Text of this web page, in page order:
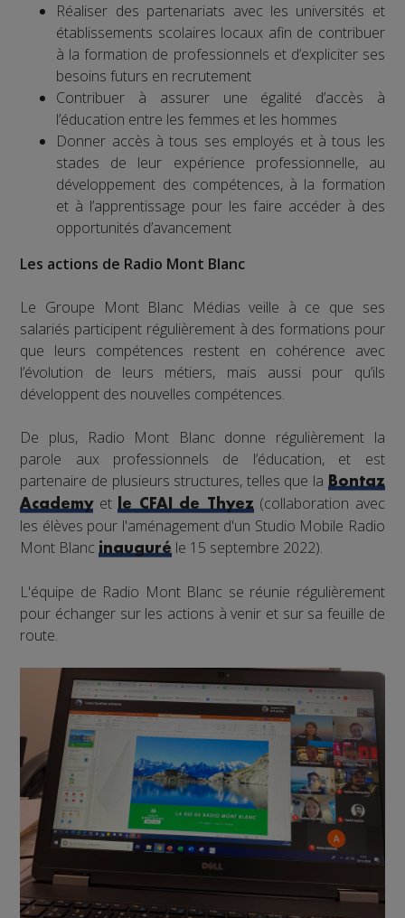
Réaliser des partenariats avec les universités et
établissements scolaires locaux afin de contribuer
à la formation de professionnels et d’expliciter ses
besoins futurs en recrutement
Contribuer à assurer une égalité d’accès à
l’éducation entre les femmes et les hommes
Donner accès à tous ses employés et à tous les
stades de leur expérience professionnelle, au
développement des compétences, à la formation
et à l’apprentissage pour les faire accéder à des
opportunités d’avancement
Les actions de Radio Mont Blanc
Le Groupe Mont Blanc Médias veille à ce que ses
salariés participent régulièrement à des formations pour
que leurs compétences restent en cohérence avec
l’évolution de leurs métiers, mais aussi pour qu’ils
développent des nouvelles compétences.
De plus, Radio Mont Blanc donne régulièrement la
parole aux professionnels de l’éducation, et est
partenaire de plusieurs structures, telles que la Bontaz
Academyetle CFAI de Thyez(collaboration avec
les élèves pour l'aménagement d'un Studio Mobile Radio
Mont Blancinauguré le 15 septembre 2022).
L'équipe de Radio Mont Blanc se réunie régulièrement
pour échanger sur les actions à venir et sur sa feuille de
route.